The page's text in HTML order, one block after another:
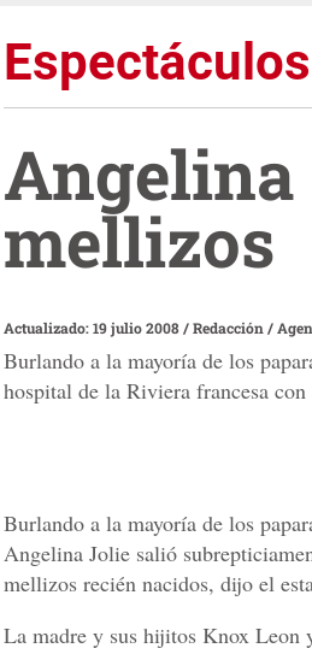
Espectáculos
Angelina
mellizos
Actualizado: 19 julio 2008/Redacción /
Burlando a la mayoría de los
hospital de la Riviera francesa
Burlando a la mayoría de los
Angelina Jolie salió
mellizos recién nacidos, dijo el
La madre y sus hijitos Knox